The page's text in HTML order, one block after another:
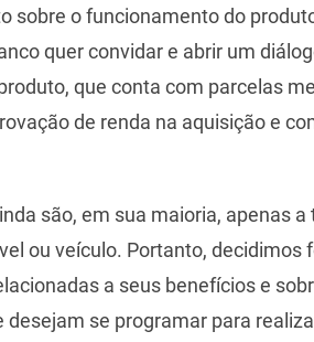
sobre o funcionamento do
quer convidar e abrir um
que conta com parcelas
de renda na aquisição e
são, em sua maioria, apenas
ou veículo. Portanto, decidimos
a seus benefícios e
desejam se programar para